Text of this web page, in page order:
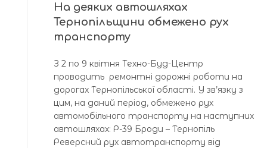
На деяких автошляхах
Тернопільщини обмежено рух
транспорту
З 2 по 9 квітня Техно-Буд-Центр
проводить ремонтні дорожні роботи на
дорогах Тернопільської області. У зв’язку з
цим, на даний період, обмежено рух
автомобільного транспорту на наступних
автошляхах: Р-39 Броди – Тернопіль
Реверсний рух автотранспорту від